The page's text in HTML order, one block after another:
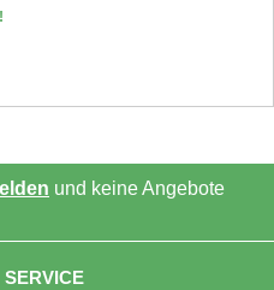
und keine Angebote
SERVICE